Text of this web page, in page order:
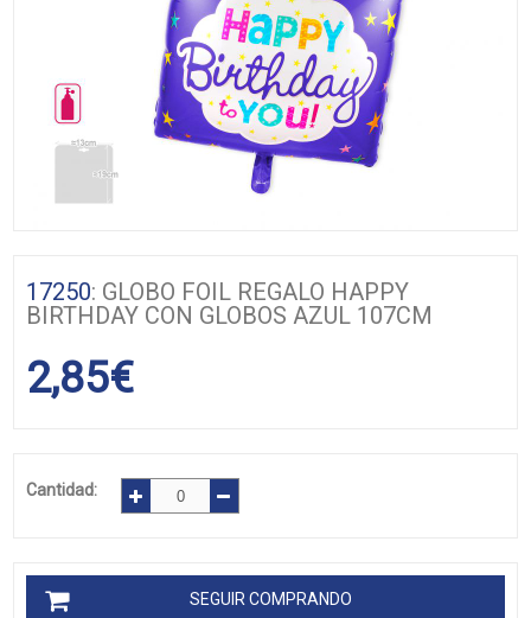
17250: GLOBO FOIL REGALO HAPPY
BIRTHDAY CON GLOBOS AZUL 107CM
2,85€
Cantidad:
SEGUIR COMPRANDO